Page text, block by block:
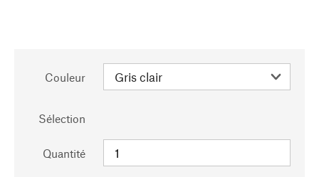
Couleur
Sélection
Quantité